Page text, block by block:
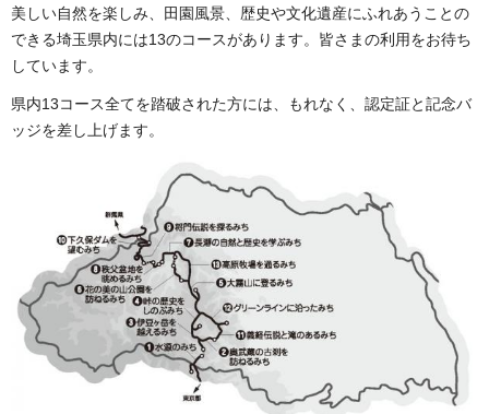
美しい自然を楽しみ、田園風景、歴史や文化遺産にふれあうことの
できる埼玉県内には13のコースがあります。皆さまの利用をお待ち
しています。
県内13コース全てを踏破された方には、もれなく、認定証と記念バ
ッジを差し上げます。